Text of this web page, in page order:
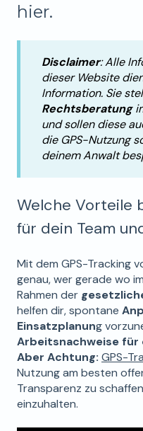
hier.
Disclaimer: Alle
dieser Website
Information. Sie
Rechtsberatung
und sollen diese
die GPS-Nutzung
deinem Anwalt
Welche Vorteile
für dein Team
Mit dem GPS-Tracking
genau, wer gerade wo
Rahmen der
helfen dir, spontane
Einsatzplanung
Arbeitsnachweise für
Aber Achtung: GPS-
Nutzung am besten
Transparenz zu
einzuhalten.